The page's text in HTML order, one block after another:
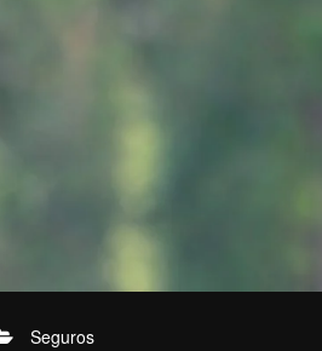
Seguros